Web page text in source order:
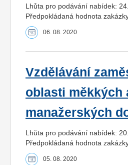
Lhůta pro podávání nabídek:
Předpokládaná hodnota
06. 08. 2020
Vzdělávání
oblasti měkkých
manažerských
Lhůta pro podávání nabídek:
Předpokládaná hodnota
05. 08. 2020